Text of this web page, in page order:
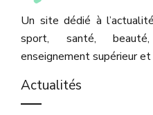
Un site dédié à
sport, santé, beauté,
enseignement supérieur et
Actualités